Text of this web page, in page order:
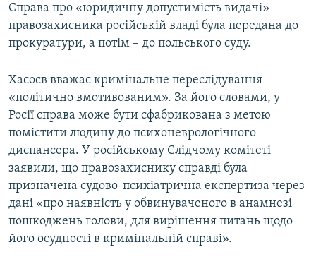
Справа про «юридичну допустимість видачі»
правозахисника російській владі була передана до
прокуратури, а потім – до польського суду.
Хасоєв вважає кримінальне переслідування
«політично вмотивованим». За його словами, у
Росії справа може бути сфабрикована з метою
помістити людину до психоневрологічного
диспансера. У російському Слідчому комітеті
заявили, що правозахиснику справді була
призначена судово-психіатрична експертиза через
дані «про наявність у обвинуваченого в анамнезі
пошкоджень голови, для вирішення питань щодо
його осудності в кримінальній справі».